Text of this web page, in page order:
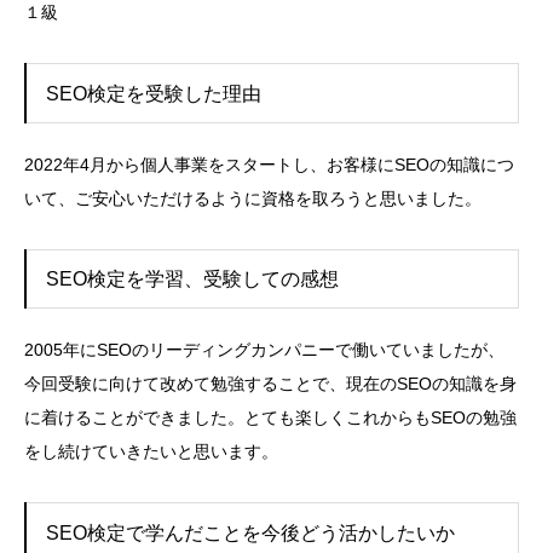
１級
SEO検定を受験した理由
2022年4月から個人事業をスタートし、お客様にSEOの知識につ
いて、ご安心いただけるように資格を取ろうと思いました。
SEO検定を学習、受験しての感想
2005年にSEOのリーディングカンパニーで働いていましたが、
今回受験に向けて改めて勉強することで、現在のSEOの知識を身
に着けることができました。とても楽しくこれからもSEOの勉強
をし続けていきたいと思います。
SEO検定で学んだことを今後どう活かしたいか